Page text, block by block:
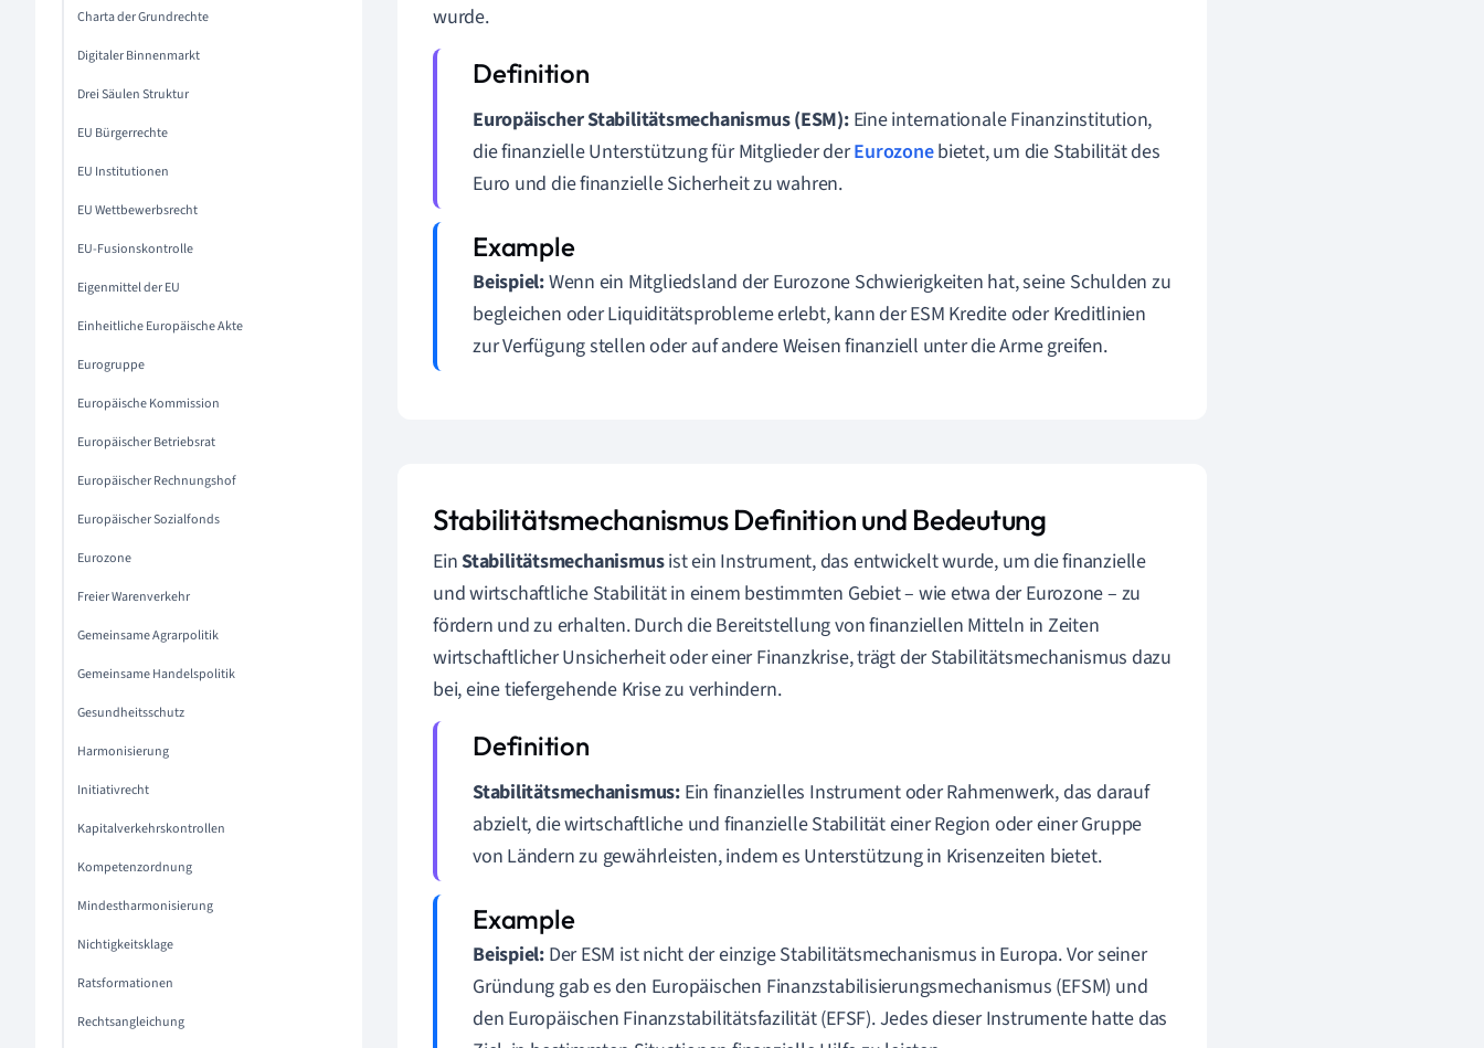
Charta der Grundrechte
Digitaler Binnenmarkt
Drei Säulen Struktur
EU Bürgerrechte
EU Institutionen
EU Wettbewerbsrecht
EU-Fusionskontrolle
Eigenmittel der EU
Einheitliche Europäische Akte
Eurogruppe
Europäische Kommission
Europäischer Betriebsrat
Europäischer Rechnungshof
Europäischer Sozialfonds
Eurozone
Freier Warenverkehr
Gemeinsame Agrarpolitik
Gemeinsame Handelspolitik
Gesundheitsschutz
Harmonisierung
Initiativrecht
Kapitalverkehrskontrollen
Kompetenzordnung
Mindestharmonisierung
Nichtigkeitsklage
Ratsformationen
Rechtsangleichung
wurde.
Europäischer Stabilitätsmechanismus (ESM):Eine internationale Finanzinstitution,
die finanzielle Unterstützung für Mitglieder derEurozonebietet, um die Stabilität des
Euro und die finanzielle Sicherheit zu wahren.
Beispiel:Wenn ein Mitgliedsland der Eurozone Schwierigkeiten hat, seine Schulden zu
begleichen oder Liquiditätsprobleme erlebt, kann der ESM Kredite oder Kreditlinien
zur Verfügung stellen oder auf andere Weisen finanziell unter die Arme greifen.
Stabilitätsmechanismus Definition und Bedeutung
EinStabilitätsmechanismusist ein Instrument, das entwickelt wurde, um die finanzielle
und wirtschaftliche Stabilität in einem bestimmten Gebiet – wie etwa der Eurozone – zu
fördern und zu erhalten. Durch die Bereitstellung von finanziellen Mitteln in Zeiten
wirtschaftlicher Unsicherheit oder einer Finanzkrise, trägt der Stabilitätsmechanismus dazu
bei, eine tiefergehende Krise zu verhindern.
Stabilitätsmechanismus:Ein finanzielles Instrument oder Rahmenwerk, das darauf
abzielt, die wirtschaftliche und finanzielle Stabilität einer Region oder einer Gruppe
von Ländern zu gewährleisten, indem es Unterstützung in Krisenzeiten bietet.
Beispiel: Der ESM ist nicht der einzige Stabilitätsmechanismus in Europa. Vor seiner
Gründung gab es den Europäischen Finanzstabilisierungsmechanismus (EFSM) und
den Europäischen Finanzstabilitätsfazilität (EFSF). Jedes dieser Instrumente hatte das